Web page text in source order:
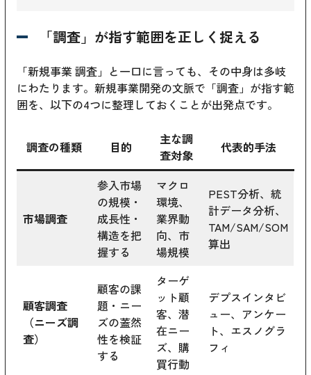
「調査」が指す範囲を正しく捉える
「新規事業 調査」と一口に言っても、その中身は多岐
にわたります。新規事業開発の文脈で「調査」が指す範
囲を、以下の4つに整理しておくことが出発点です。
調査の種類 目的
主な調
査対象
代表的手法
市場調査
参入市場
の規模・
成長性・
構造を把
握する
マクロ
環境、
業界動
向、市
場規模
PEST分析、統
計データ分析、
TAM/SAM/SOM
算出
顧客調査
（ニーズ調
査）
顧客の課
題・ニー
ズの蓋然
性を検証
する
ターゲ
ット顧
客、潜
在ニー
ズ、購
買行動
デプスインタビ
ュー、アンケー
ト、エスノグラ
フィ